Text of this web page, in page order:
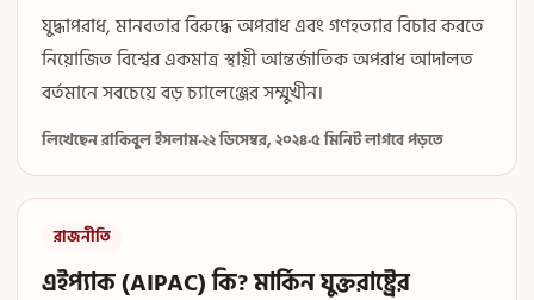
যুদ্ধাপরাধ, মানবতার বিরুদ্ধে অপরাধ এবং গণহত্যার বিচার করতে
নিয়োজিত বিশ্বের একমাত্র স্থায়ী আন্তর্জাতিক অপরাধ আদালত
বর্তমানে সবচেয়ে বড় চ্যালেঞ্জের সম্মুখীন।
লিখেছেন রাকিবুল ইসলাম·২২ ডিসেম্বর, ২০২৪·৫ মিনিট লাগবে পড়তে
রাজনীতি
এইপ্যাক (AIPAC) কি? মার্কিন যুক্তরাষ্ট্রের